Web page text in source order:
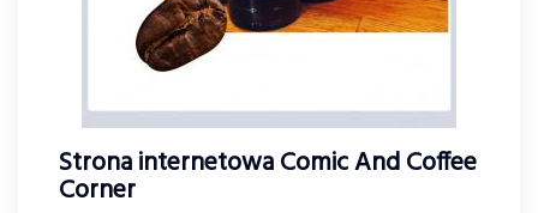
Strona internetowa Comic And Coffee
Corner